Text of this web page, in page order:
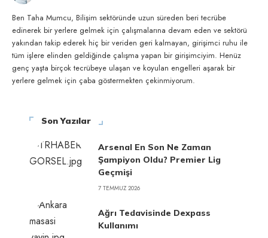
Ben Taha Mumcu, Bilişim sektöründe uzun süreden beri tecrübe
edinerek bir yerlere gelmek için çalışmalarına devam eden ve sektörü
yakından takip ederek hiç bir veriden geri kalmayan, girişimci ruhu ile
tüm işlere elinden geldiğinde çalışma yapan bir girişimciyim. Henüz
genç yaşta birçok tecrübeye ulaşan ve koyulan engelleri aşarak bir
yerlere gelmek için çaba göstermekten çekinmiyorum.
Son Yazılar
Arsenal En Son Ne Zaman
Şampiyon Oldu? Premier Lig
Geçmişi
7 TEMMUZ 2026
Ağrı Tedavisinde Dexpass
Kullanımı